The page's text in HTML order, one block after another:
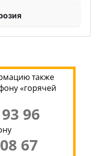
также
«горячей
96
67